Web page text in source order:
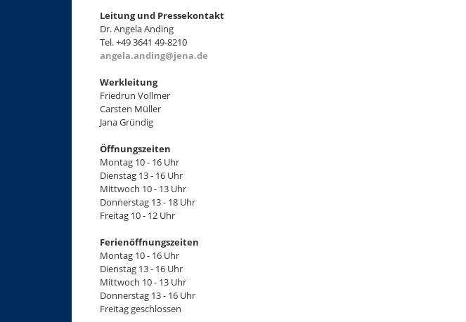
Leitung und Pressekontakt
Dr. Angela Anding
Tel. +49 3641 49-8210
angela.anding@jena.de
Werkleitung
Friedrun Vollmer
Carsten Müller
Jana Gründig
Öffnungszeiten
Montag 10 - 16 Uhr
Dienstag 13 - 16 Uhr
Mittwoch 10 - 13 Uhr
Donnerstag 13 - 18 Uhr
Freitag 10 - 12 Uhr
Ferienöffnungszeiten
Montag 10 - 16 Uhr
Dienstag 13 - 16 Uhr
Mittwoch 10 - 13 Uhr
Donnerstag 13 - 16 Uhr
Freitag geschlossen